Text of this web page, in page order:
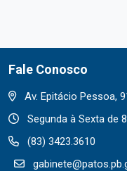
Fale Conosco
Av. Epitácio Pessoa,
Segunda à Sexta de
(83) 3423.3610